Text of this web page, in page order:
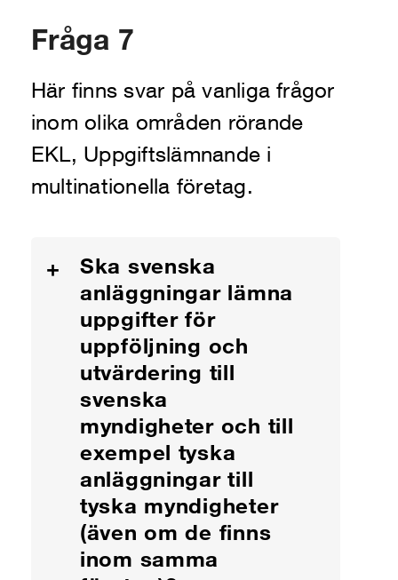
Fråga 7
Här finns svar på vanliga frågor
inom olika områden rörande
EKL, Uppgiftslämnande i
multinationella företag.
+
Ska svenska
anläggningar lämna
uppgifter för
uppföljning och
utvärdering till
svenska
myndigheter och till
exempel tyska
anläggningar till
tyska myndigheter
(även om de finns
inom samma